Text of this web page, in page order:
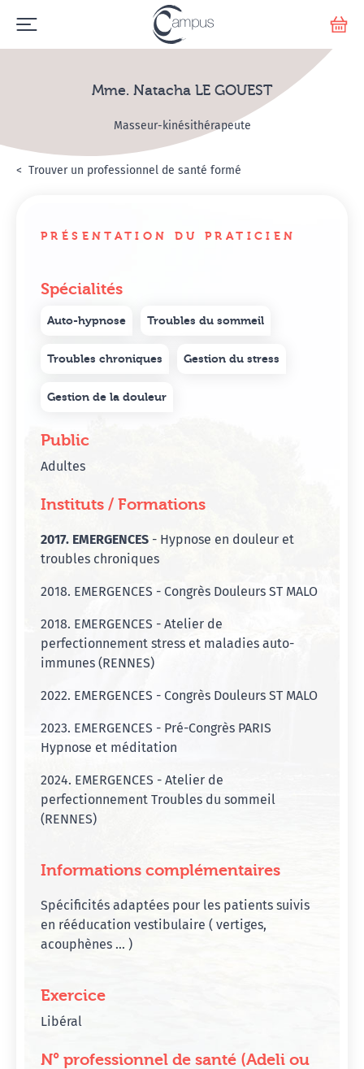
Mme. Natacha LE GOUEST
Masseur-kinésithérapeute
Accueil
Annuaire Hypnosanté
Trouver un professionnel de santé formé
PRÉSENTATION DU PRATICIEN
Spécialités
Auto-hypnose Troubles du sommeil
Troubles chroniques Gestion du stress
Gestion de la douleur
Public
Adultes
Instituts / Formations
2017. EMERGENCES - Hypnose en douleur et
troubles chroniques
2018. EMERGENCES - Congrès Douleurs ST MALO
2018. EMERGENCES - Atelier de
perfectionnement stress et maladies auto-
immunes (RENNES)
2022. EMERGENCES - Congrès Douleurs ST MALO
2023. EMERGENCES - Pré-Congrès PARIS
Hypnose et méditation
2024. EMERGENCES - Atelier de
perfectionnement Troubles du sommeil
(RENNES)
Informations complémentaires
Spécificités adaptées pour les patients suivis
en rééducation vestibulaire ( vertiges,
acouphènes ... )
Exercice
Libéral
N° professionnel de santé (Adeli ou